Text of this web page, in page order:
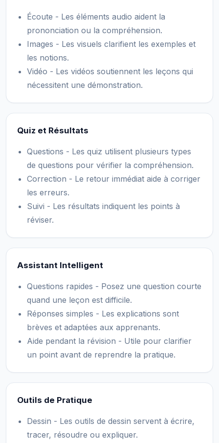
Écoute - Les éléments audio aident la
prononciation ou la compréhension.
Images - Les visuels clarifient les exemples et
les notions.
Vidéo - Les vidéos soutiennent les leçons qui
nécessitent une démonstration.
Quiz et Résultats
Questions - Les quiz utilisent plusieurs types
de questions pour vérifier la compréhension.
Correction - Le retour immédiat aide à corriger
les erreurs.
Suivi - Les résultats indiquent les points à
réviser.
Assistant Intelligent
Questions rapides - Posez une question courte
quand une leçon est difficile.
Réponses simples - Les explications sont
brèves et adaptées aux apprenants.
Aide pendant la révision - Utile pour clarifier
un point avant de reprendre la pratique.
Outils de Pratique
Dessin - Les outils de dessin servent à écrire,
tracer, résoudre ou expliquer.